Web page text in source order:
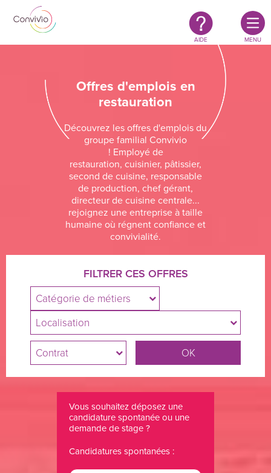
Aller au contenu principal
Restauration
authentique
responsable
AIDE MENU
Offres d'emplois en
restauration
Découvrez les offres d'emplois du
groupe familial Convivio
! Employé de
restauration, cuisinier, pâtissier,
second de cuisine, responsable
de production, chef gérant,
directeur de cuisine centrale...
rejoignez une entreprise à taille
humaine où régnent confiance et
convivialité.
FILTRER CES OFFRES
Catégorie de métiers
Localisation
Contrat
Vous souhaitez déposez une
candidature spontanée ou une
demande de stage ?
Candidatures spontanées :